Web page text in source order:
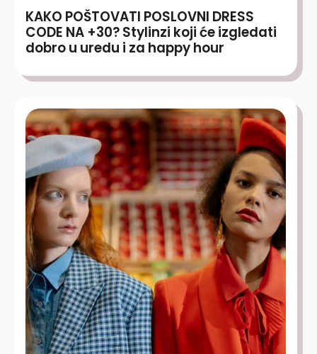
KAKO POŠTOVATI POSLOVNI DRESS
CODE NA +30? Stylinzi koji će izgledati
dobro u uredu i za happy hour